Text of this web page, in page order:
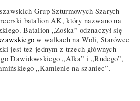
Grup Szturmowych Szarych
batalion AK, który nazwano na
Batalion „Zośka” odznaczył się
w walkach na Woli, Starówce
jest też jednym z trzech głównych
Dawidowskiego „Alka” i „Rudego”,
„Kamienie na szaniec”.